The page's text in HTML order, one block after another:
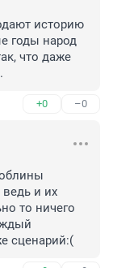
историю
годы народ
что даже
+0 –0
ведь и их
то ничего
сценарий:(